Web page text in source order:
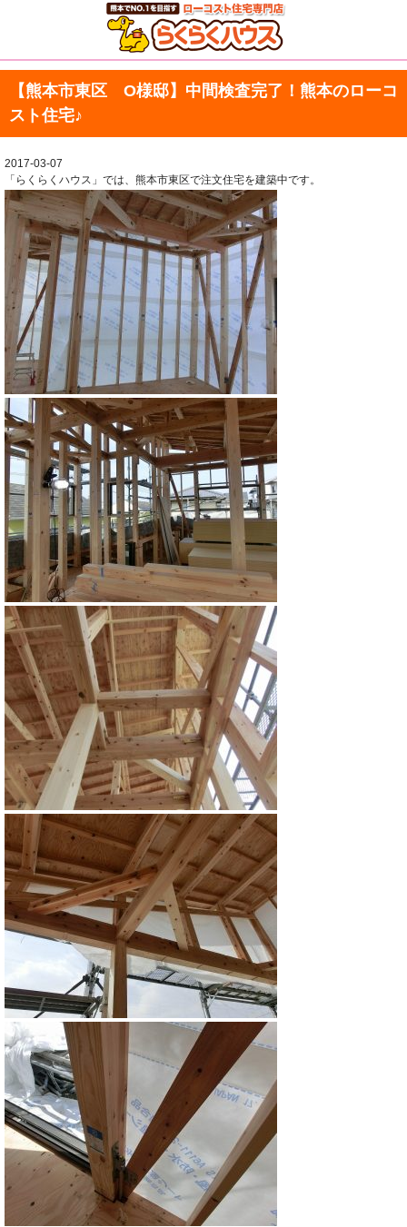
【熊本市東区 O様邸】中間検査完了！熊本のローコ
スト住宅♪
2017-03-07
「らくらくハウス」では、熊本市東区で注文住宅を建築中です。